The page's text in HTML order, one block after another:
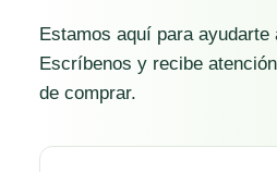
Estamos aquí para ayudarte
Escríbenos y recibe
de comprar.